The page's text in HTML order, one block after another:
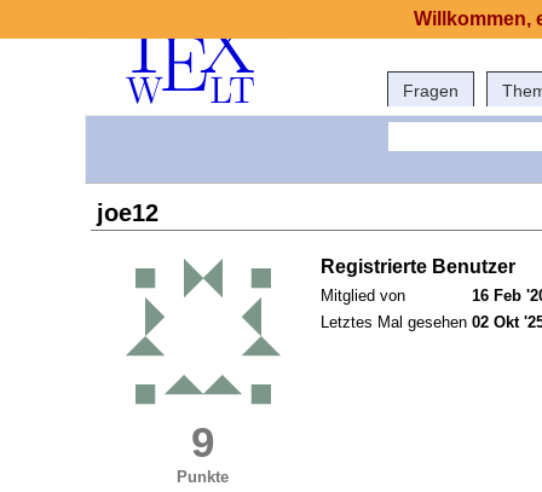
Fragen
joe12
9
Punkte
Registrierte Benutzer
Mitglied von
16 Feb
Letztes Mal gesehen 02 Okt
Willkommen,